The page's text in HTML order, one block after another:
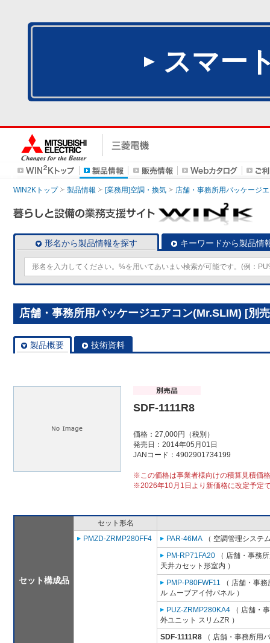
スマー
WIN2Kトップ 製品情報 [業務用]空調・換気 店舗・事務所用パッケージ
形名から製品情報を探す キーワードから製品情
店舗・事務所用パッケージエアコン(Mr.SLIM) [別
製品概要 技術資料
SDF-1111R8
価格：27,000円（税別）
発売日：2014年05月01日
JANコード：4902901734199
※この価格は事業者様向けの積算見積価
※2026年10月1日より新価格に改定予定
セット構成品
セット形名
PMZD-ZRMP280FF4
PAR-46MA （ 空調管理システ
PM-RP71FA20 （ 店舗・事務
天井カセット形室内 ）
PMP-P80FWF11 （ 店舗・事
ル ムーブアイ付パネル ）
PUZ-ZRMP280KA4 （ 店舗・
外ユニット スリムZR ）
SDF-1111R8 （ 店舗・事務所用